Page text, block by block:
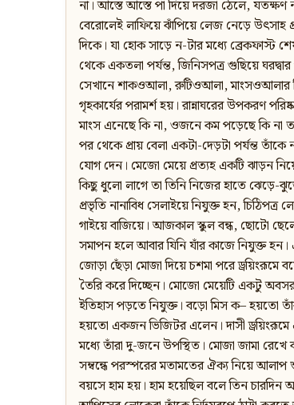
না। আস্তে আস্তে পা দিয়ে দরজা ঠেলে,
বেরোলেই লাফিয়ে ঝাঁপিয়ে লেজ নেড়ে উৎসাহ
দিকে। যা হোক সাড়ে ন-টার মধ্যে ব্রেকফাস্ট
থেকে একতলা পর্যন্ত, জিনিসপত্র গুছিয়ে ঘরদ্বার
সেখানে শাকওআলা, রুটিওআলা, মাংসওআলার
গৃহকার্যের পরামর্শ হয়। রান্নাঘরের উপকরণ
মাংস এনেছে কি না, ওজনে কম পড়েছে কি না
পর থেকে প্রায় বেলা একটা-দেড়টা পর্যন্ত
যোগ দেন। মেজো মেয়ে প্রত্যহ একটি ঝাড়ন
কিছু ধুলো লাগে তা তিনি নিজের হাতে
প্রভৃতি নানাবিধ সেলাইয়ে নিযুক্ত হন,
গাইয়ে বাজিয়ে। আজকাল স্কুল বন্ধ, ছোটো
সমাপন হলে আবার যিনি যাঁর কাজে নিযুক্ত
জোড়া ছেঁড়া মোজা দিয়ে চশমা পরে
তৈরি করে দিচ্ছেন। মোজো মেয়েটি একটু
ইতিহাস পড়তে নিযুক্ত। বড়ো মিস ক– হয়তো
হয়তো একজন ভিজিটর এলেন। দাসী
মধ্যে তাঁরা দু-জনে উপস্থিত। মোজা জামা
সম্বন্ধে পরস্পরের মতামতের ঐক্য নিয়ে
বয়সে হাম হয়। হাম হয়েছিল বলে তিন চারদিন